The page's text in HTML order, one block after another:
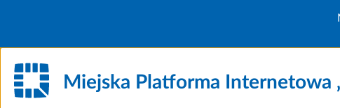
Miejska Platforma Internetowa